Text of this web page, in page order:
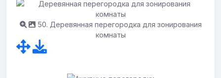
50. Деревянная перегородка для зонирования
комнаты